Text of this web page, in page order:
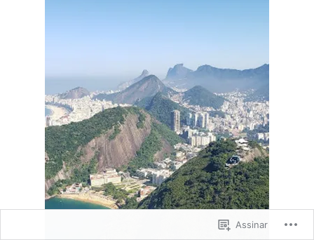
Assinar